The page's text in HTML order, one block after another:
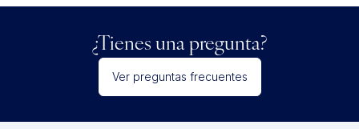
¿Tienes una pregunta?
Ver preguntas frecuentes